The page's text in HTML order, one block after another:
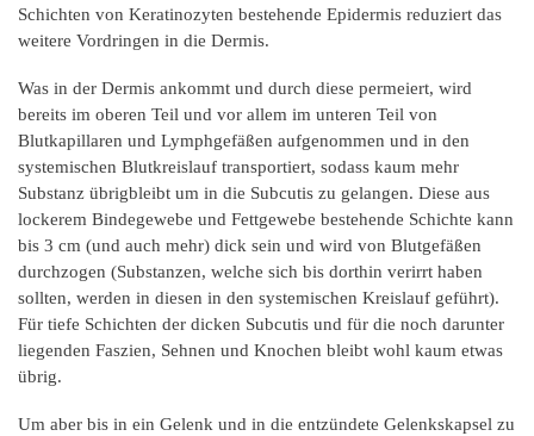
Schichten von Keratinozyten bestehende Epidermis reduziert das
weitere Vordringen in die Dermis.
Was in der Dermis ankommt und durch diese permeiert, wird
bereits im oberen Teil und vor allem im unteren Teil von
Blutkapillaren und Lymphgefäßen aufgenommen und in den
systemischen Blutkreislauf transportiert, sodass kaum mehr
Substanz übrigbleibt um in die Subcutis zu gelangen. Diese aus
lockerem Bindegewebe und Fettgewebe bestehende Schichte kann
bis 3 cm (und auch mehr) dick sein und wird von Blutgefäßen
durchzogen (Substanzen, welche sich bis dorthin verirrt haben
sollten, werden in diesen in den systemischen Kreislauf geführt).
Für tiefe Schichten der dicken Subcutis und für die noch darunter
liegenden Faszien, Sehnen und Knochen bleibt wohl kaum etwas
übrig.
Um aber bis in ein Gelenk und in die entzündete Gelenkskapsel zu